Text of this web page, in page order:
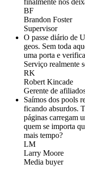
finalmente nos
BF
Brandon Foster
Supervisor
O passe diário de
geos. Sem toda
uma porta e
Serviço realmente
RK
Robert Kincade
Gerente de
Saímos dos pools
ficando absurdos.
páginas carregam
quem se importa
mais tempo?
LM
Larry Moore
Media buyer